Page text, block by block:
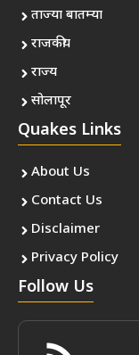
ताज्या बातम्या
राजकीय
राज्य
सोलापूर
Quakes Links
About Us
Contact Us
Disclaimer
Privacy Policy
Follow Us